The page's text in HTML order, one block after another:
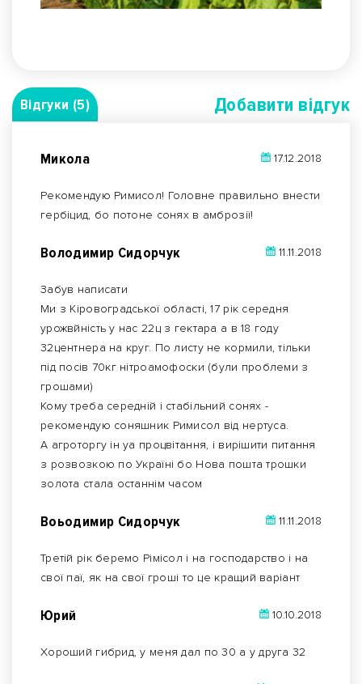
Відгуки (5) Добавити вiдгук
Микола 17.12.2018
Рекомендую Римисол! Головне правильно внести
гербіцид, бо потоне сонях в амброзії!
Володимир Сидорчук 11.11.2018
Забув написати
Ми з Кіровоградської області, 17 рік середня
урожвйність у нас 22ц з гектара а в 18 году
32центнера на круг. По листу не кормили, тільки
під посів 70кг нітроамофоски (були проблеми з
грошами)
Кому треба середній і стабільний сонях -
рекомендую соняшник Римисол від нертуса.
А агроторгу ін уа процвітання, і вирішити питання
з розвозкою по Україні бо Нова пошта трошки
золота стала останнім часом
Воьодимир Сидорчук 11.11.2018
Третій рік беремо Рімісол і на господарство і на
свої паї, як на свої гроші то це кращий варіант
Юрий 10.10.2018
Хороший гибрид, у меня дал по 30 а у друга 32